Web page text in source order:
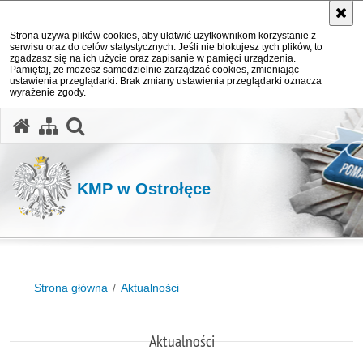
Strona używa plików cookies, aby ułatwić użytkownikom korzystanie z
serwisu oraz do celów statystycznych. Jeśli nie blokujesz tych plików, to
zgadzasz się na ich użycie oraz zapisanie w pamięci urządzenia.
Pamiętaj, że możesz samodzielnie zarządzać cookies, zmieniając
ustawienia przeglądarki. Brak zmiany ustawienia przeglądarki oznacza
wyrażenie zgody.
KMP w Ostrołęce
Strona główna Aktualności
Aktualności